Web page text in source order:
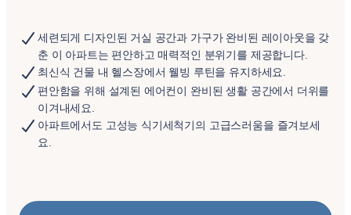
세련되게 디자인된 거실 공간과 가구가 완비된 레이아웃을 갖
춘 이 아파트는 편안하고 매력적인 분위기를 제공합니다.
최신식 건물 내 헬스장에서 웰빙 루틴을 유지하세요.
편안함을 위해 설계된 에어컨이 완비된 생활 공간에서 더위를
이겨내세요.
아파트에서도 고성능 식기세척기의 고급스러움을 즐겨보세
요.